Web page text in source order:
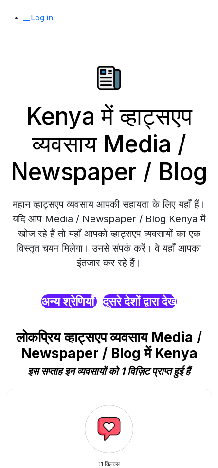
__Log in
Kenya में व्हाट्सएप
व्यवसाय Media /
Newspaper / Blog
महान व्हाट्सएप व्यवसाय आपकी सहायता के लिए यहाँ हैं।
यदि आप Media / Newspaper / Blog Kenya में
खोज रहे हैं तो यहाँ आपको व्हाट्सएप व्यवसायों का एक
विस्तृत चयन मिलेगा। उनसे संपर्क करें। वे यहाँ आपका
इंतजार कर रहे हैं।
अन्य श्रेणियाँ दूसरे देशों द्वारा देखें
लोकप्रिय व्हाट्सएप व्यवसाय Media /
Newspaper / Blog में Kenya
इस सप्ताह इन व्यवसायों को 1 विज़िट प्राप्त हुई हैं
11 क्लिक्स